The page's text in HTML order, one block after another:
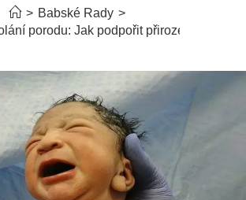
> Babské Rady >
porodu: Jak podpořit přirozený porod